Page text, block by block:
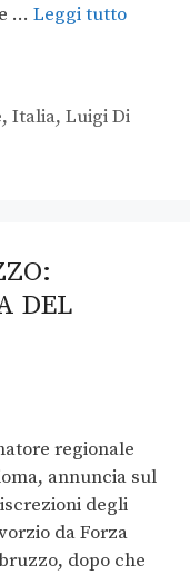
… Leggi tutto
,Italia,Luigi Di
DEL
regionale
annuncia sul
degli
da Forza
dopo che